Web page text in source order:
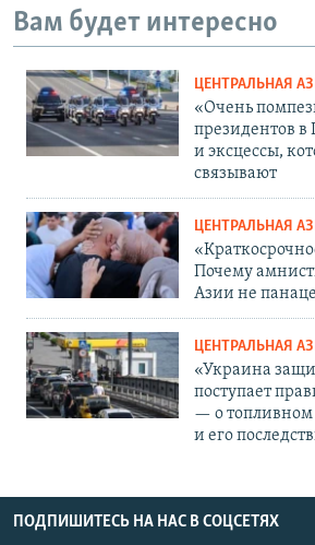
Вам будет интересно
ЦЕНТРАЛЬНАЯ
«Очень
президентов в
и эксцессы,
связывают
ЦЕНТРАЛЬНАЯ
Почему
Азии не
ЦЕНТРАЛЬНАЯ
«Украина
поступает
— о топливном
и его
ПОДПИШИТЕСЬ НА НАС В СОЦСЕТЯХ